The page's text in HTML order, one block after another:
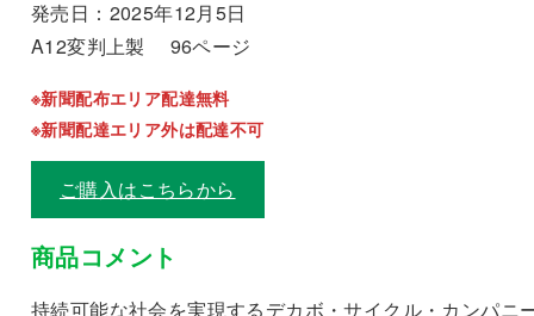
発売日：2025年12月5日
A12変判上製 96ページ
※新聞配布エリア配達無料
※新聞配達エリア外は配達不可
ご購入はこちらから
商品コメント
持続可能な社会を実現するデカボ・サイクル・カンパニ